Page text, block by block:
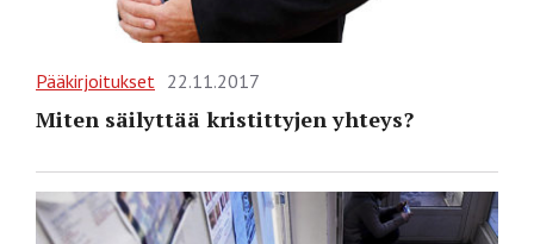
Pääkirjoitukset 22.11.2017
Miten säilyttää kristittyjen yhteys?